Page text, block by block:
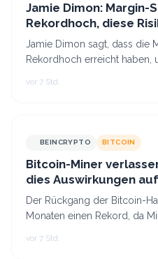
Jamie Dimon: Margin-
Rekordhoch, diese
Jamie Dimon sagt, dass die
Rekordhoch erreicht haben,
mit dem Aufbau versteckter
vor 7 Std.
BEINCRYPTO BITCOIN
Bitcoin-Miner
dies Auswirkungen
Der Rückgang der Bitcoin-
Monaten einen Rekord, da
vor 7 Std.